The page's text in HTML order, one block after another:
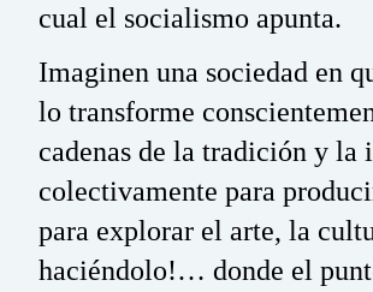
cual el socialismo apunta.
Imaginen una sociedad en
lo transforme
cadenas de la tradición y
colectivamente para
para explorar el arte, la
haciéndolo!… donde el